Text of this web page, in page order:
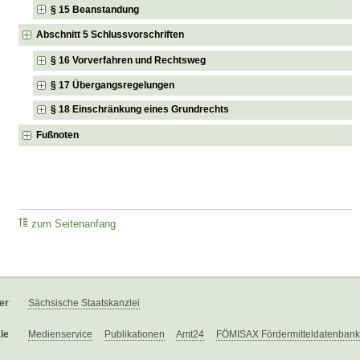
§ 15 Beanstandung
Abschnitt 5 Schlussvorschriften
§ 16 Vorverfahren und Rechtsweg
§ 17 Übergangsregelungen
§ 18 Einschränkung eines Grundrechts
Fußnoten
zum Seitenanfang
Sächsische Staatskanzlei
Medienservice Publikationen Amt24 FÖMISAX Fördermitteldatenbank